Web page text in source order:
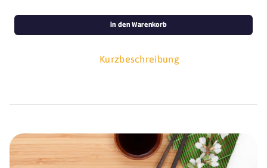
Kurzbeschreibung
in den Warenkorb